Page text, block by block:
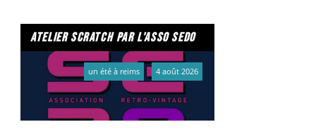
atelier scratch par l'asso sedo
un été à reims 4 août 2026